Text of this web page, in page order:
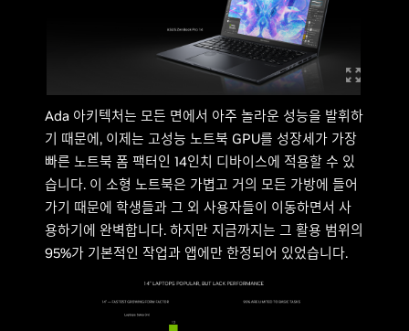
Ada 아키텍처는 모든 면에서 아주 놀라운 성능을 발휘하
기 때문에, 이제는 고성능 노트북 GPU를 성장세가 가장
빠른 노트북 폼 팩터인 14인치 디바이스에 적용할 수 있
습니다. 이 소형 노트북은 가볍고 거의 모든 가방에 들어
가기 때문에 학생들과 그 외 사용자들이 이동하면서 사
용하기에 완벽합니다. 하지만 지금까지는 그 활용 범위의
95%가 기본적인 작업과 앱에만 한정되어 있었습니다.